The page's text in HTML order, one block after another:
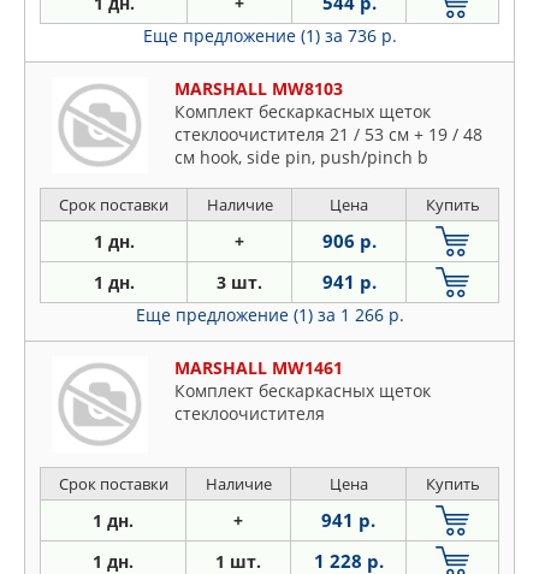
Еще предложение (1) за 736 р.
MARSHALL MW8103
Комплект бескаркасных щеток
стеклоочистителя 21 / 53 см + 19 / 48
см hook, side pin, push/pinch b
Срок поставки Наличие Цена Купить
1 дн. + 906 р.
1 дн. 3 шт. 941 р.
Еще предложение (1) за 1 266 р.
MARSHALL MW1461
Комплект бескаркасных щеток
стеклоочистителя
Срок поставки Наличие Цена Купить
1 дн. + 941 р.
1 дн. 1 шт. 1 228 р.